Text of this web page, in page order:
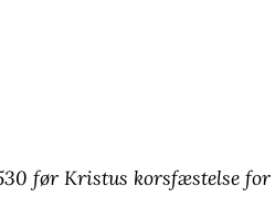
før Kristus korsfæstelse